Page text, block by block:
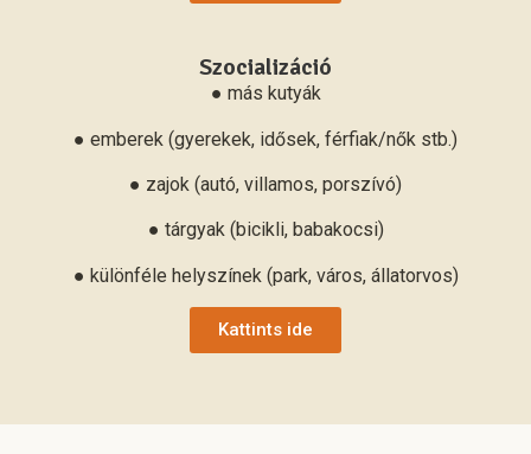
Szocializáció
● más kutyák
● emberek (gyerekek, idősek, férfiak/nők stb.)
● zajok (autó, villamos, porszívó)
● tárgyak (bicikli, babakocsi)
● különféle helyszínek (park, város, állatorvos)
Kattints ide